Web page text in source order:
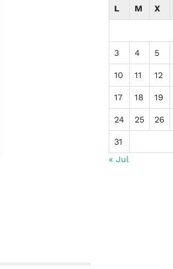
L M X
3 4 5
10 11 12
17 18 19
24 25 26
31
« Jul